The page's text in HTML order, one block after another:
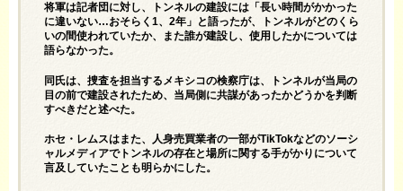
将軍は記者団に対し、トンネルの建設には「長い時間がかかった
に違いない…おそらく1、2年」と語ったが、トンネルがどのくら
いの間使われていたか、また誰が建設し、使用したかについては
語らなかった。
同氏は、捜査を担当するメキシコの検察庁は、トンネルが当局の
目の前で建設されたため、当局側に共謀があったかどうかを判断
すべきだと述べた。
ホセ・レムスはまた、人身売買業者の一部がTikTokなどのソーシ
ャルメディアでトンネルの存在と場所に関する手がかりについて
言及していたことも明らかにした。